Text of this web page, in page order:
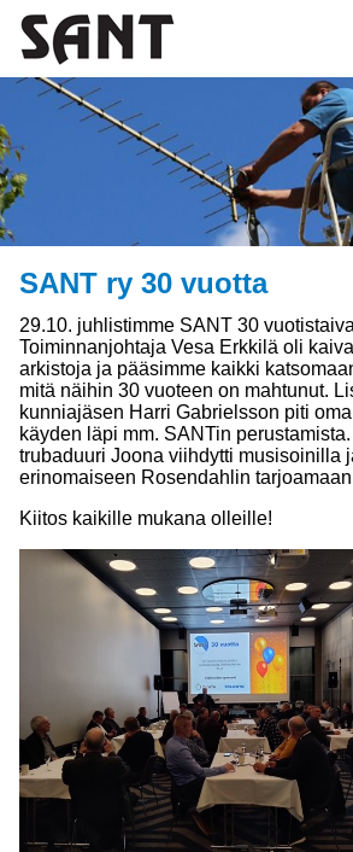
SANT ry 30 vuotta
29.10. juhlistimme SANT 30
Toiminnanjohtaja Vesa Erkkilä oli
arkistoja ja pääsimme kaikki
mitä näihin 30 vuoteen on mahtunut.
kunniajäsen Harri Gabrielsson piti
käyden läpi mm. SANTin
trubaduuri Joona viihdytti musisoinilla
erinomaiseen Rosendahlin
Kiitos kaikille mukana olleille!